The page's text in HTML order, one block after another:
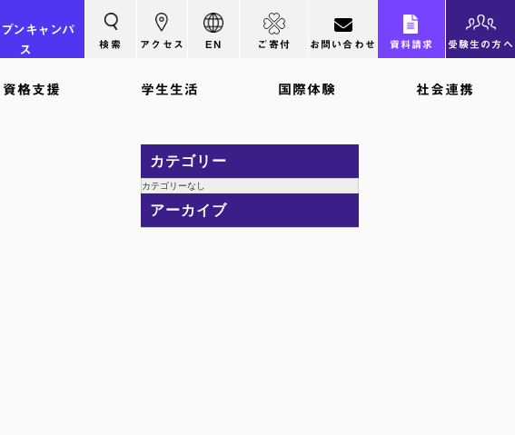
ン キャンパ
ス
検索 アクセス EN ご寄付 お問い合わせ 資料請求 受験生の方へ
格支援 学生生活 国際体験 社会連携
カテゴリー
カテゴリーなし
アーカイブ